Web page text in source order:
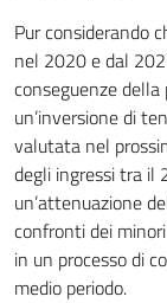
Pur considerando
nel 2020 e dal
conseguenze
un’inversione di
valutata nel
degli ingressi tra il
un’attenuazione
confronti dei
in un processo di
medio periodo.